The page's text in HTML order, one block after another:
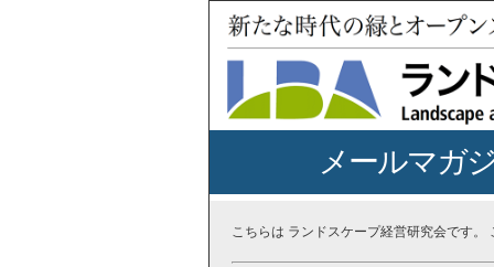
メールマガ
こちらは ランドスケープ経営研究会です